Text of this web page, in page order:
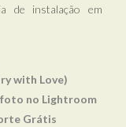
de instalação em
with Love)
foto no Lightroom
Grátis